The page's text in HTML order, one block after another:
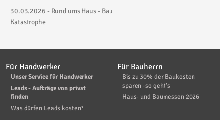
30.03.2026 - Rund ums Haus - Bau
Katastrophe
Für Handwerker
Unser Service für Handwerker
Leads - Aufträge von privat
finden
Was dürfen Leads kosten?
Für Bauherrn
Bis zu 30% der Baukosten
sparen -so geht's
Haus- und Baumessen 2026